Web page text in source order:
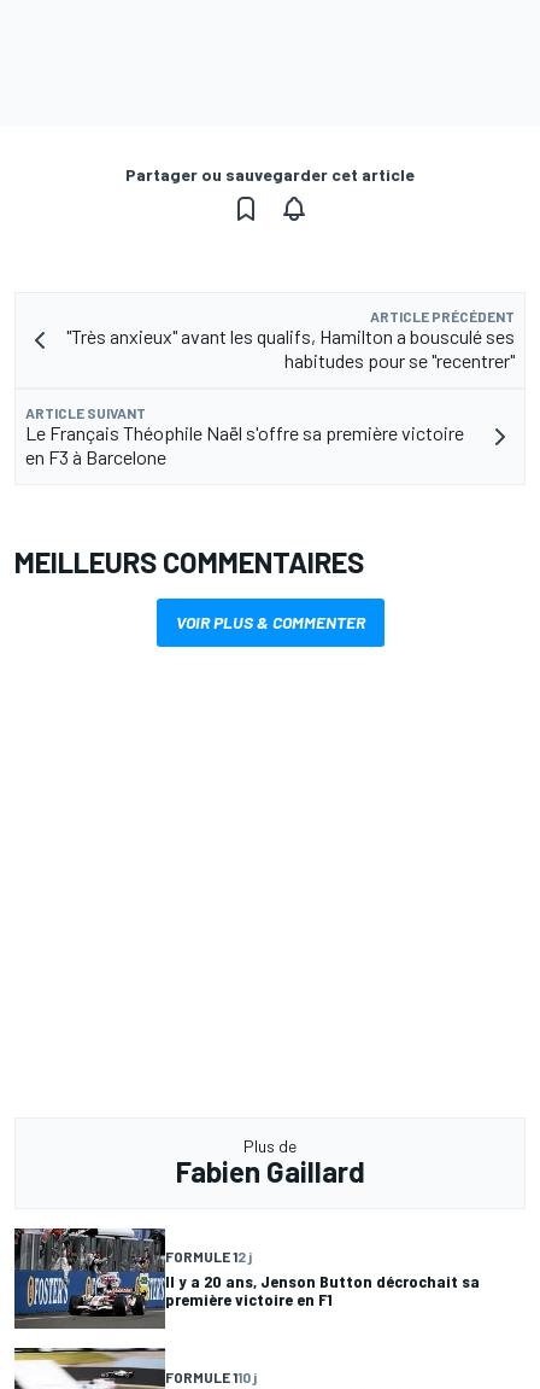
Partager ou sauvegarder cet article
ARTICLE PRÉCÉDENT
"Très anxieux" avant les qualifs, Hamilton a bousculé ses
habitudes pour se "recentrer"
ARTICLE SUIVANT
Le Français Théophile Naël s'offre sa première victoire
en F3 à Barcelone
MEILLEURS COMMENTAIRES
VOIR PLUS & COMMENTER
Plus de
Fabien Gaillard
FORMULE 12 j
Il y a 20 ans, Jenson Button décrochait sa
première victoire en F1
FORMULE 110 j